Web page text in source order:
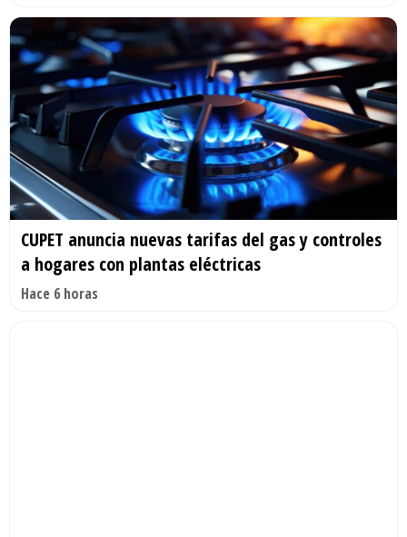
CUPET anuncia nuevas tarifas del gas y controles
a hogares con plantas eléctricas
Hace 6 horas